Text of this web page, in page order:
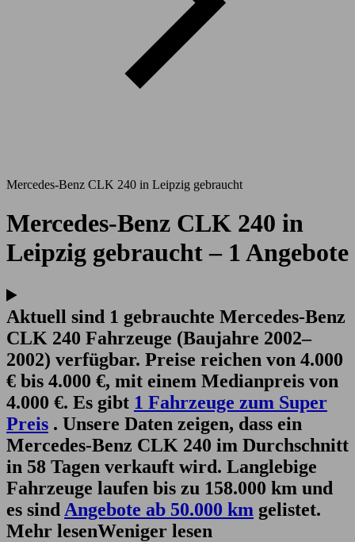
Mercedes-Benz CLK 240 in Leipzig gebraucht
Mercedes-Benz CLK 240 in
Leipzig gebraucht – 1 Angebote
Aktuell sind 1 gebrauchte Mercedes-Benz
CLK 240 Fahrzeuge (Baujahre 2002–
2002) verfügbar. Preise reichen von 4.000
€ bis 4.000 €, mit einem Medianpreis von
4.000 €. Es gibt 1 Fahrzeuge zum Super
Preis . Unsere Daten zeigen, dass ein
Mercedes-Benz CLK 240 im Durchschnitt
in 58 Tagen verkauft wird. Langlebige
Fahrzeuge laufen bis zu 158.000 km und
es sind Angebote ab 50.000 km gelistet.
Mehr lesenWeniger lesen